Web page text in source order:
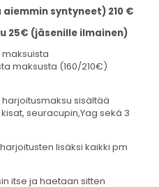
aiemmin syntyneet) 210 €
25€ (jäsenille ilmainen)
maksusta (160/210€)
sisältää
seuracupin,Yag sekä 3
lisäksi kaikki pm
itse ja haetaan sitten